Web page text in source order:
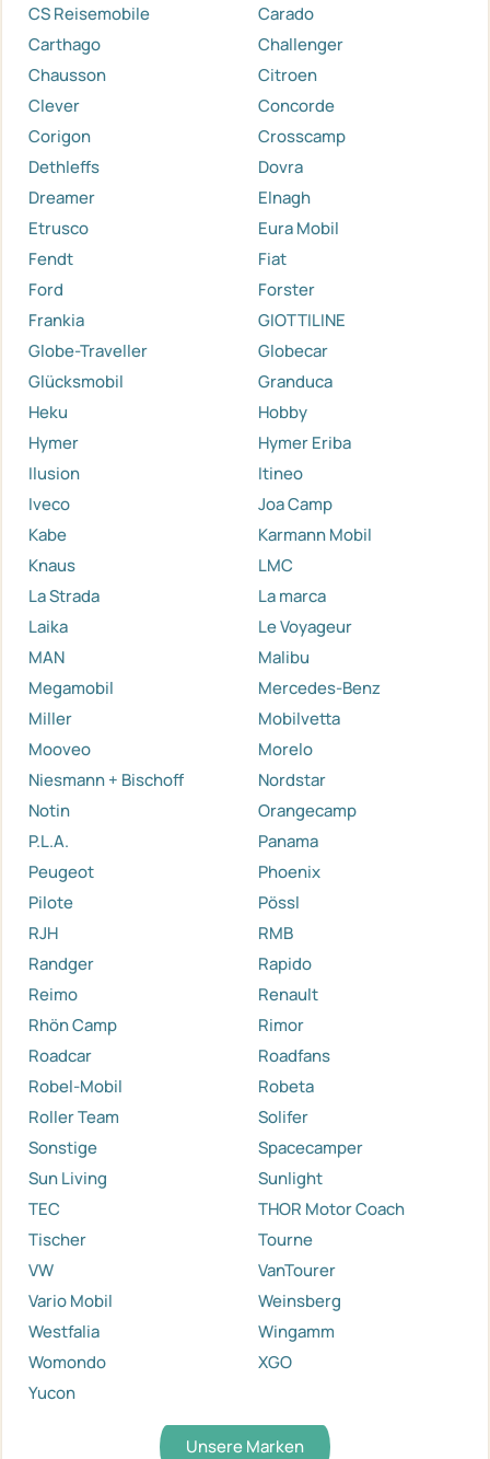
CS Reisemobile
Carado
Carthago
Challenger
Chausson
Citroen
Clever
Concorde
Corigon
Crosscamp
Dethleffs
Dovra
Dreamer
Elnagh
Etrusco
Eura Mobil
Fendt
Fiat
Ford
Forster
Frankia
GIOTTILINE
Globe-Traveller
Globecar
Glücksmobil
Granduca
Heku
Hobby
Hymer
Hymer Eriba
Ilusion
Itineo
Iveco
Joa Camp
Kabe
Karmann Mobil
Knaus
LMC
La Strada
La marca
Laika
Le Voyageur
MAN
Malibu
Megamobil
Mercedes-Benz
Miller
Mobilvetta
Mooveo
Morelo
Niesmann + Bischoff
Nordstar
Notin
Orangecamp
P.L.A.
Panama
Peugeot
Phoenix
Pilote
Pössl
RJH
RMB
Randger
Rapido
Reimo
Renault
Rhön Camp
Rimor
Roadcar
Roadfans
Robel-Mobil
Robeta
Roller Team
Solifer
Sonstige
Spacecamper
Sun Living
Sunlight
TEC
THOR Motor Coach
Tischer
Tourne
VW
VanTourer
Vario Mobil
Weinsberg
Westfalia
Wingamm
Womondo
XGO
Yucon
Unsere Marken